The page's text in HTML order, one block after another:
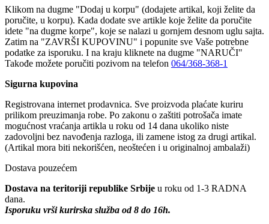
Klikom na dugme "Dodaj u korpu" (dodajete artikal, koji želite da
poručite, u korpu). Kada dodate sve artikle koje želite da poručite
idete "na dugme korpe", koje se nalazi u gornjem desnom uglu sajta.
Zatim na "ZAVRŠI KUPOVINU" i popunite sve Vaše potrebne
podatke za isporuku. I na kraju kliknete na dugme "NARUČI"
Takođe možete poručiti pozivom na telefon 064/368-368-1
Sigurna kupovina
Registrovana internet prodavnica. Sve proizvoda plaćate kuriru
prilikom preuzimanja robe. Po zakonu o zaštiti potrošača imate
mogućnost vraćanja artikla u roku od 14 dana ukoliko niste
zadovoljni bez navođenja razloga, ili zamene istog za drugi artikal.
(Artikal mora biti nekorišćen, neoštećen i u originalnoj ambalaži)
Dostava pouzećem
Dostava na teritoriji republike Srbije u roku od 1-3 RADNA
dana.
Isporuku vrši kurirska služba od 8 do 16h.